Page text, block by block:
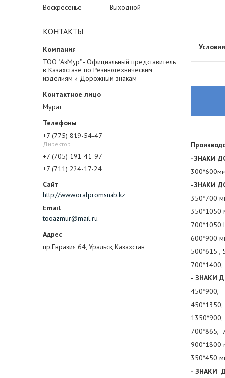
Воскресенье
Выходной
КОНТАКТЫ
ТОО "АзМур" - Официальный представитель
в Казахстане по Резинотехническим
изделиям и Дорожным знакам
Мурат
+7 (775) 819-54-47
Директор
+7 (705) 191-41-97
+7 (711) 224-17-24
http://www.oralpromsnab.kz
tooazmur@mail.ru
пр.Евразия 64, Уральск, Казахстан
-ЗНАКИ
-ЗНАКИ
350*700
350*1050
700*1050
600*900
500*615 ,
700*1400,
- ЗНАКИ
450*900,
450*1350,
1350*900,
700*865,
900*1800
350*450
- ЗНАКИ